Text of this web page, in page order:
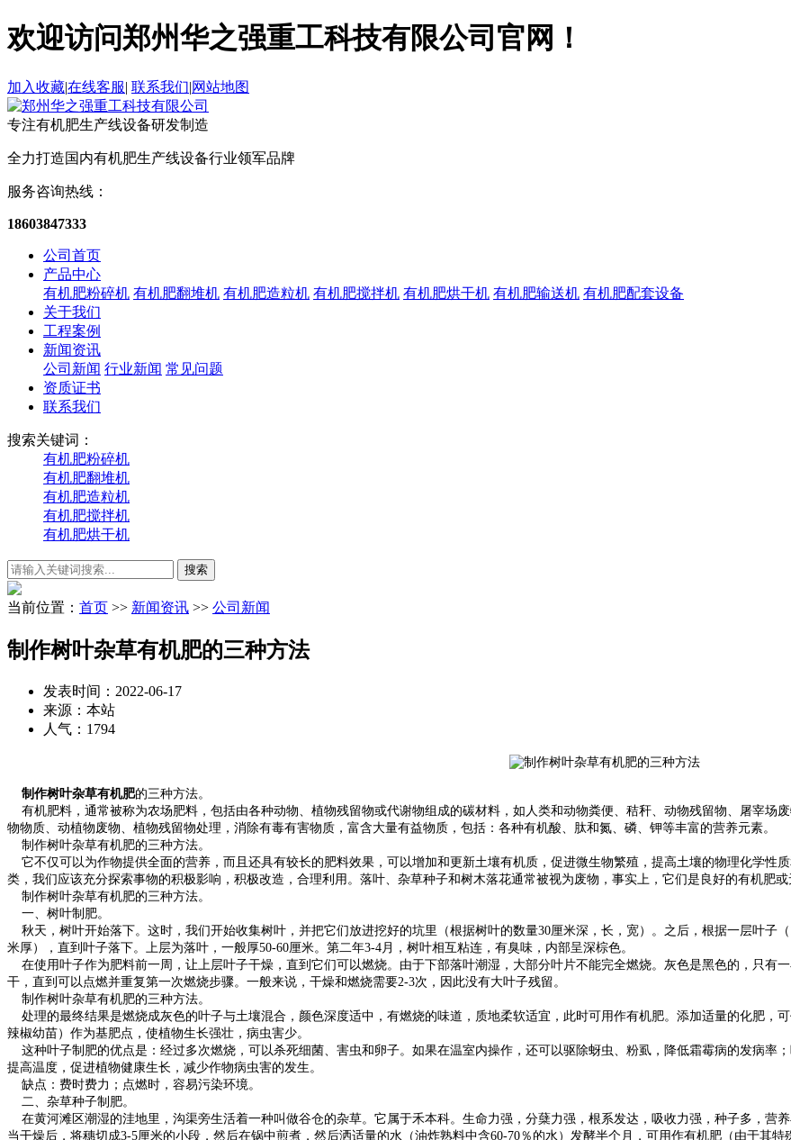
欢迎访问郑州华之强重工科技有限公司官网！
加入收藏|在线客服| 联系我们|网站地图
专注有机肥生产线设备研发制造
全力打造国内有机肥生产线设备行业领军品牌
服务咨询热线：
18603847333
公司首页
产品中心
有机肥粉碎机 有机肥翻堆机 有机肥造粒机 有机肥搅拌机 有机肥烘干机 有机肥输送机 有机肥配套设备
关于我们
工程案例
新闻资讯
公司新闻 行业新闻 常见问题
资质证书
联系我们
搜索关键词：
有机肥粉碎机
有机肥翻堆机
有机肥造粒机
有机肥搅拌机
有机肥烘干机
当前位置： 首页 >> 新闻资讯 >> 公司新闻
制作树叶杂草有机肥的三种方法
发表时间：2022-06-17
来源：本站
人气：1794
制作树叶杂草有机肥的三种方法。
有机肥料，通常被称为农场肥料，包括由各种动物、植物残留物或代谢物组成的碳材料，如人类和动物粪便、秸秆、动物残留物、屠宰场
物物质、动植物废物、植物残留物处理，消除有毒有害物质，富含大量有益物质，包括：各种有机酸、肽和氮、磷、钾等丰富的营养元素。
制作树叶杂草有机肥的三种方法。
它不仅可以为作物提供全面的营养，而且还具有较长的肥料效果，可以增加和更新土壤有机质，促进微生物繁殖，提高土壤的物理化学性
类，我们应该充分探索事物的积极影响，积极改造，合理利用。落叶、杂草种子和树木落花通常被视为废物，事实上，它们是良好的有机肥
制作树叶杂草有机肥的三种方法。
一、树叶制肥。
秋天，树叶开始落下。这时，我们开始收集树叶，并把它们放进挖好的坑里（根据树叶的数量30厘米深，长，宽）。之后，根据一层叶子
米厚），直到叶子落下。上层为落叶，一般厚50-60厘米。第二年3-4月，树叶相互粘连，有臭味，内部呈深棕色。
在使用叶子作为肥料前一周，让上层叶子干燥，直到它们可以燃烧。由于下部落叶潮湿，大部分叶片不能完全燃烧。灰色是黑色的，只有
干，直到可以点燃并重复第一次燃烧步骤。一般来说，干燥和燃烧需要2-3次，因此没有大叶子残留。
制作树叶杂草有机肥的三种方法。
处理的最终结果是燃烧成灰色的叶子与土壤混合，颜色深度适中，有燃烧的味道，质地柔软适宜，此时可用作有机肥。添加适量的化肥，
辣椒幼苗）作为基肥点，使植物生长强壮，病虫害少。
这种叶子制肥的优点是：经过多次燃烧，可以杀死细菌、害虫和卵子。如果在温室内操作，还可以驱除蚜虫、粉虱，降低霜霉病的发病率
提高温度，促进植物健康生长，减少作物病虫害的发生。
缺点：费时费力；点燃时，容易污染环境。
二、杂草种子制肥。
在黄河滩区潮湿的洼地里，沟渠旁生活着一种叫做谷仓的杂草。它属于禾本科。生命力强，分蘖力强，根系发达，吸收力强，种子多，营
当干燥后，将穗切成3-5厘米的小段，然后在锅中煎煮，然后洒适量的水（油炸熟料中含60-70％的水）发酵半个月，可用作有机肥（由于其